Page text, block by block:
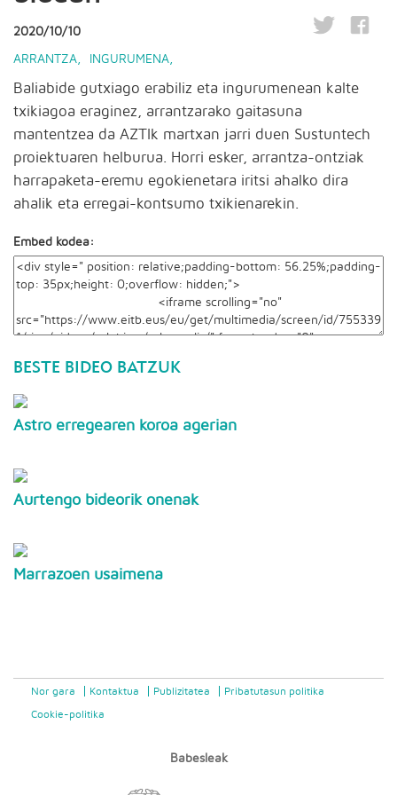
2020/10/10
ARRANTZA INGURUMENA
Baliabide gutxiago erabiliz eta ingurumenean kalte
txikiagoa eraginez, arrantzarako gaitasuna
mantentzea da AZTIk martxan jarri duen Sustuntech
proiektuaren helburua. Horri esker, arrantza-ontziak
harrapaketa-eremu egokienetara iritsi ahalko dira
ahalik eta erregai-kontsumo txikienarekin.
Embed kodea:
BESTE BIDEO BATZUK
Astro erregearen koroa agerian
Aurtengo bideorik onenak
Marrazoen usaimena
Nor gara Kontaktua Publizitatea Pribatutasun politika
Cookie-politika
Babesleak